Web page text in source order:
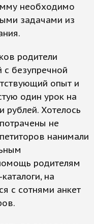
необходимо
задачами из
родители
с безупречной
опыт и
один урок на
рублей. Хотелось
не
нанимали
родителям
на
с сотнями анкет